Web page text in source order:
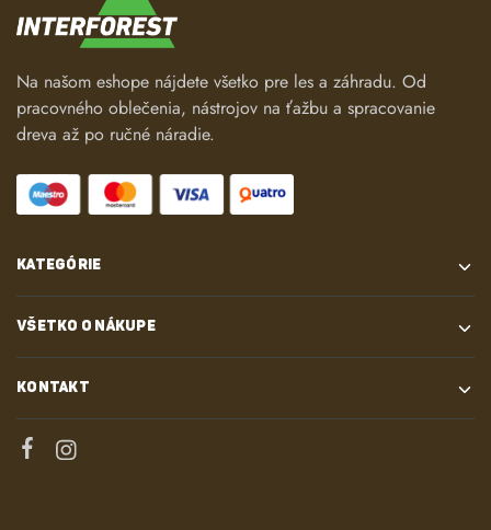
Na našom eshope nájdete všetko pre les a záhradu. Od
pracovného oblečenia, nástrojov na ťažbu a spracovanie
dreva až po ručné náradie.
KATEGÓRIE
VŠETKO O NÁKUPE
KONTAKT